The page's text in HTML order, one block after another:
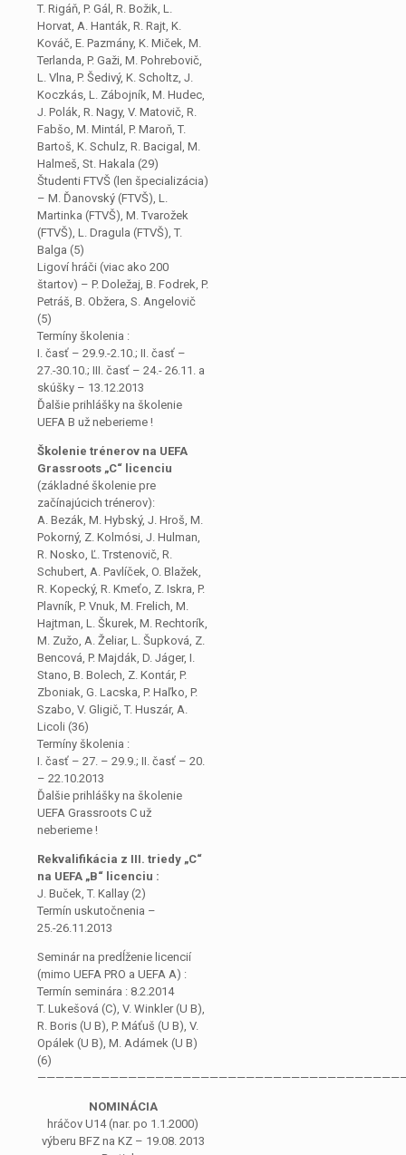
T. Rigáň, P. Gál, R. Božik, L.
Horvat, A. Hanták, R. Rajt, K.
Kováč, E. Pazmány, K. Miček, M.
Terlanda, P. Gaži, M. Pohrebovič,
L. Vlna, P. Šedivý, K. Scholtz, J.
Koczkás, L. Zábojník, M. Hudec,
J. Polák, R. Nagy, V. Matovič, R.
Fabšo, M. Mintál, P. Maroň, T.
Bartoš, K. Schulz, R. Bacigal, M.
Halmeš, St. Hakala (29)
Študenti FTVŠ (len špecializácia)
– M. Ďanovský (FTVŠ), L.
Martinka (FTVŠ), M. Tvarožek
(FTVŠ), L. Dragula (FTVŠ), T.
Balga (5)
Ligoví hráči (viac ako 200
štartov) – P. Doležaj, B. Fodrek, P.
Petráš, B. Obžera, S. Angelovič
(5)
Termíny školenia :
I. časť – 29.9.-2.10.; II. časť –
27.-30.10.; III. časť – 24.- 26.11. a
skúšky – 13.12.2013
Ďalšie prihlášky na školenie
UEFA B už neberieme !
Školenie trénerov na UEFA
Grassroots „C“ licenciu
(základné školenie pre
začínajúcich trénerov):
A. Bezák, M. Hybský, J. Hroš, M.
Pokorný, Z. Kolmósi, J. Hulman,
R. Nosko, Ľ. Trstenovič, R.
Schubert, A. Pavlíček, O. Blažek,
R. Kopecký, R. Kmeťo, Z. Iskra, P.
Plavník, P. Vnuk, M. Frelich, M.
Hajtman, L. Škurek, M. Rechtorík,
M. Zužo, A. Želiar, L. Šupková, Z.
Bencová, P. Majdák, D. Jáger, I.
Stano, B. Bolech, Z. Kontár, P.
Zboniak, G. Lacska, P. Haľko, P.
Szabo, V. Gligič, T. Huszár, A.
Licoli (36)
Termíny školenia :
I. časť – 27. – 29.9.; II. časť – 20.
– 22.10.2013
Ďalšie prihlášky na školenie
UEFA Grassroots C už
neberieme !
Rekvalifikácia z III. triedy „C“
na UEFA „B“ licenciu :
J. Buček, T. Kallay (2)
Termín uskutočnenia –
25.-26.11.2013
Seminár na predĺženie licencií
(mimo UEFA PRO a UEFA A) :
Termín seminára : 8.2.2014
T. Lukešová (C), V. Winkler (U B),
R. Boris (U B), P. Máťuš (U B), V.
Opálek (U B), M. Adámek (U B)
(6)
NOMINÁCIA
hráčov U14 (nar. po 1.1.2000)
výberu BFZ na KZ – 19.08. 2013